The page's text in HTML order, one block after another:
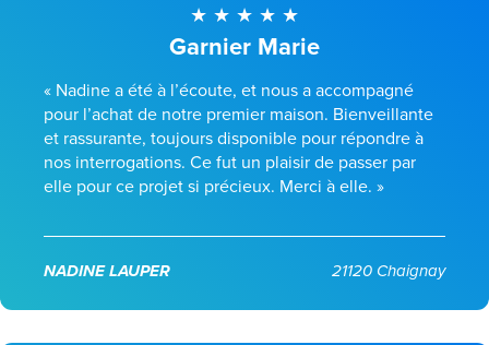
Garnier Marie
« Nadine a été à l’écoute, et nous a accompagné
pour l’achat de notre premier maison. Bienveillante
et rassurante, toujours disponible pour répondre à
nos interrogations. Ce fut un plaisir de passer par
elle pour ce projet si précieux. Merci à elle. »
NADINE LAUPER 21120 Chaignay